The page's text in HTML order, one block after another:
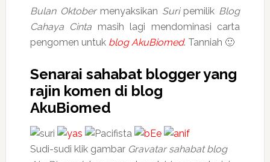
Bulan Oktobermenyaksikan Suripemilik Blog
Cahaya Cinta masih lagi mendominasi carta
pengomen untuk blog AkuBiomed. Tanniah 🙂
Senarai sahabat blogger yang
rajin komen di blog
AkuBiomed
Sudi-sudi klik gambar Gravatar sahabat blog